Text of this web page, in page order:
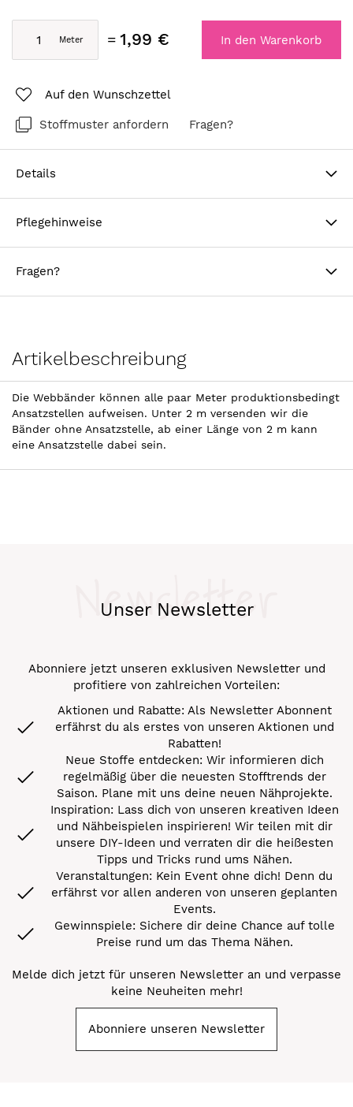
1,99 € In den Warenkorb
Auf den Wunschzettel
Stoffmuster anfordern Fragen?
Details
Pflegehinweise
Fragen?
Artikelbeschreibung
Die Webbänder können alle paar Meter produktionsbedingt
Ansatzstellen aufweisen. Unter 2 m versenden wir die
Bänder ohne Ansatzstelle, ab einer Länge von 2 m kann
eine Ansatzstelle dabei sein.
Unser Newsletter
Newsletter
Abonniere jetzt unseren exklusiven Newsletter und
profitiere von zahlreichen Vorteilen:
Aktionen und Rabatte: Als Newsletter Abonnent
erfährst du als erstes von unseren Aktionen und
Rabatten!
Neue Stoffe entdecken: Wir informieren dich
regelmäßig über die neuesten Stofftrends der
Saison. Plane mit uns deine neuen Nähprojekte.
Inspiration: Lass dich von unseren kreativen Ideen
und Nähbeispielen inspirieren! Wir teilen mit dir
unsere DIY-Ideen und verraten dir die heißesten
Tipps und Tricks rund ums Nähen.
Veranstaltungen: Kein Event ohne dich! Denn du
erfährst vor allen anderen von unseren geplanten
Events.
Gewinnspiele: Sichere dir deine Chance auf tolle
Preise rund um das Thema Nähen.
Melde dich jetzt für unseren Newsletter an und verpasse
keine Neuheiten mehr!
Abonniere unseren Newsletter